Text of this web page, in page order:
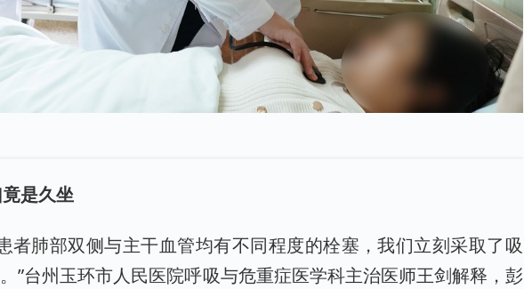
是久坐
者肺部双侧与主干血管均有不同程度的栓塞，我们立刻采取了吸
”台州玉环市人民医院呼吸与危重症医学科主治医师王剑解释，彭